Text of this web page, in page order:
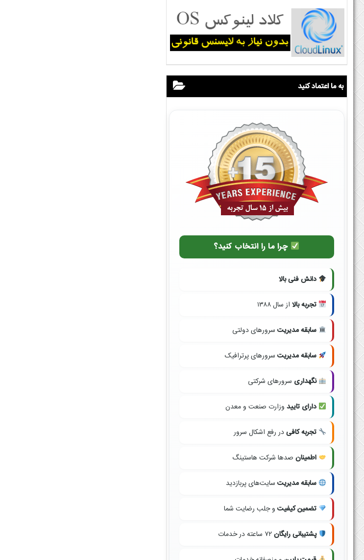
به ما اعتماد کنید
چرا ما را انتخاب کنید؟
دانش فنی بالا
تجربه بالا از سال ۱۳۸۸
سابقه مدیریت سرورهای دولتی
سابقه مدیریت سرورهای پرترافیک
نگهداری سرورهای شرکتی
دارای تایید وزارت صنعت و معدن
تجربه کافیدر رفع اشکال سرور
اطمینان صدها شرکت هاستینگ
سابقه مدیریت سایت‌های پربازدید
تضمین کیفیت و جلب رضایت شما
پشتیبانی رایگان۷۲ ساعته در خدمات